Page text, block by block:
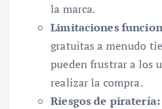
la marca.
Limitaciones
gratuitas a menudo
pueden frustrar a los
realizar la compra.
Riesgos de piratería: